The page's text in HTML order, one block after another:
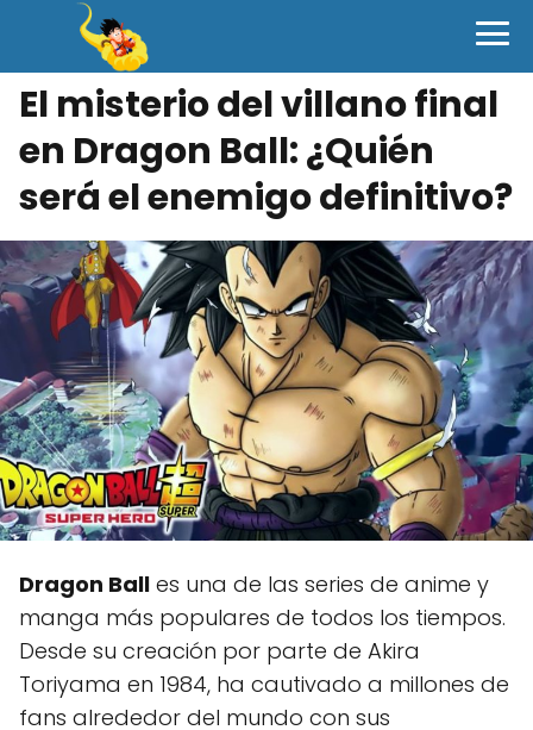
El misterio del villano final
en Dragon Ball: ¿Quién
será el enemigo definitivo?
Dragon Ball es una de las series de anime y
manga más populares de todos los tiempos.
Desde su creación por parte de Akira
Toriyama en 1984, ha cautivado a millones de
fans alrededor del mundo con sus